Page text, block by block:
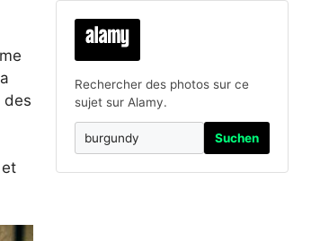
des
Rechercher des photos sur ce
sujet sur Alamy.
Suchen